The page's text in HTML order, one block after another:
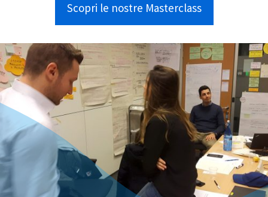
Scopri le nostre Masterclass